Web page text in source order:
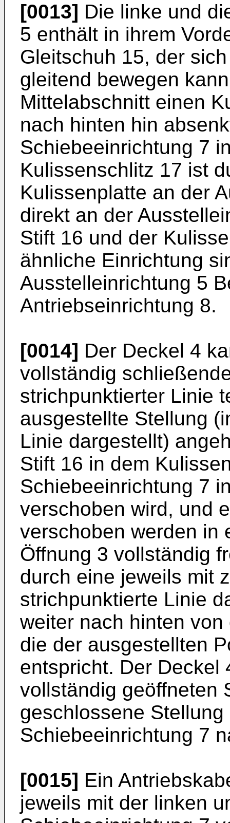
[0013] Die linke und
5 enthält in ihrem
Gleitschuh 15, der
gleitend bewegen
Mittelabschnitt einen
nach hinten hin
Schiebeeinrichtung 7
Kulissenschlitz 17 ist
Kulissenplatte an der
direkt an der
Stift 16 und der
ähnliche Einrichtung
Ausstelleinrichtung 5
Antriebseinrichtung 8.
[0014] Der Deckel 4
vollständig
strichpunktierter Linie
ausgestellte Stellung
Linie dargestellt)
Stift 16 in dem
Schiebeeinrichtung 7
verschoben wird, und
verschoben werden in
Öffnung 3 vollständig
durch eine jeweils mit
strichpunktierte Linie
weiter nach hinten
die der ausgestellten
entspricht. Der Deckel
vollständig geöffneten
geschlossene
Schiebeeinrichtung 7
[0015] Ein
jeweils mit der linken